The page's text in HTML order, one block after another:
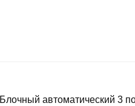
Блочный автоматический 3